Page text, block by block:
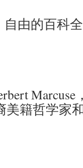
由的百科
美籍哲学家